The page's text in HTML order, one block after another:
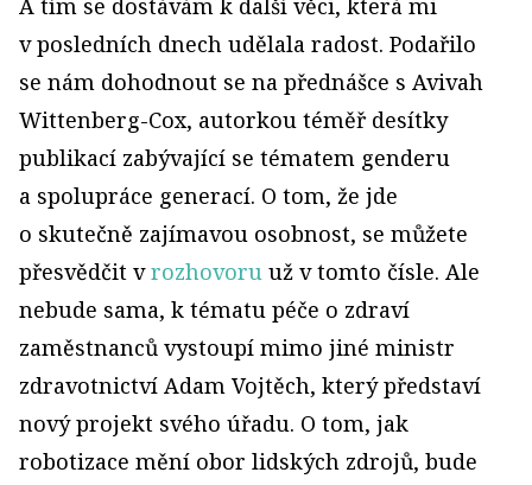
A tím se dostávám k další věci, která mi
v posledních dnech udělala radost. Podařilo
se nám dohodnout se na přednášce s Avivah
Wittenberg-Cox, autorkou téměř desítky
publikací zabývající se tématem genderu
a spolupráce generací. O tom, že jde
o skutečně zajímavou osobnost, se můžete
přesvědčit vrozhovoru už v tomto čísle. Ale
nebude sama, k tématu péče o zdraví
zaměstnanců vystoupí mimo jiné ministr
zdravotnictví Adam Vojtěch, který představí
nový projekt svého úřadu. O tom, jak
robotizace mění obor lidských zdrojů, bude